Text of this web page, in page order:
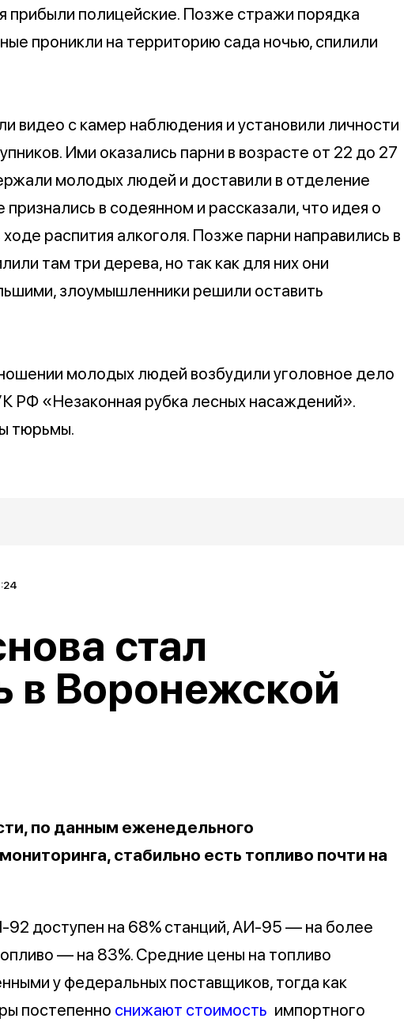
прибыли полицейские. Позже стражи порядка
проникли на территорию сада ночью, спилили
видео с камер наблюдения и установили личности
Ими оказались парни в возрасте от 22 до 27
молодых людей и доставили в отделение
в содеянном и рассказали, что идея о
распития алкоголя. Позже парни направились в
там три дерева, но так как для них они
злоумышленники решили оставить
молодых людей возбудили уголовное дело
РФ «Незаконная рубка лесных насаждений».
тюрьмы.
стал
в Воронежской
по данным еженедельного
стабильно есть топливо почти на
92 доступен на 68% станций, АИ-95 — на более
— на 83%. Средние цены на топливо
у федеральных поставщиков, тогда как
постепенно снижают стоимость импортного